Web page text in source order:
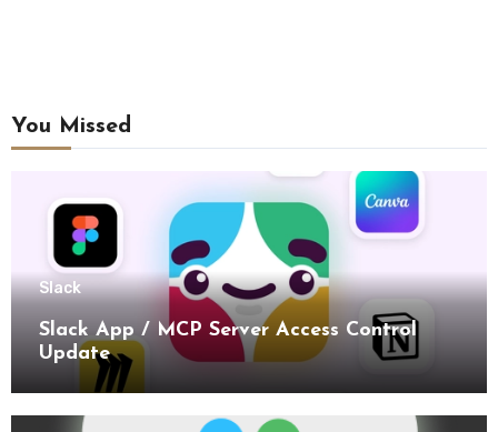
You Missed
Slack
Slack App / MCP Server Access Control
Update